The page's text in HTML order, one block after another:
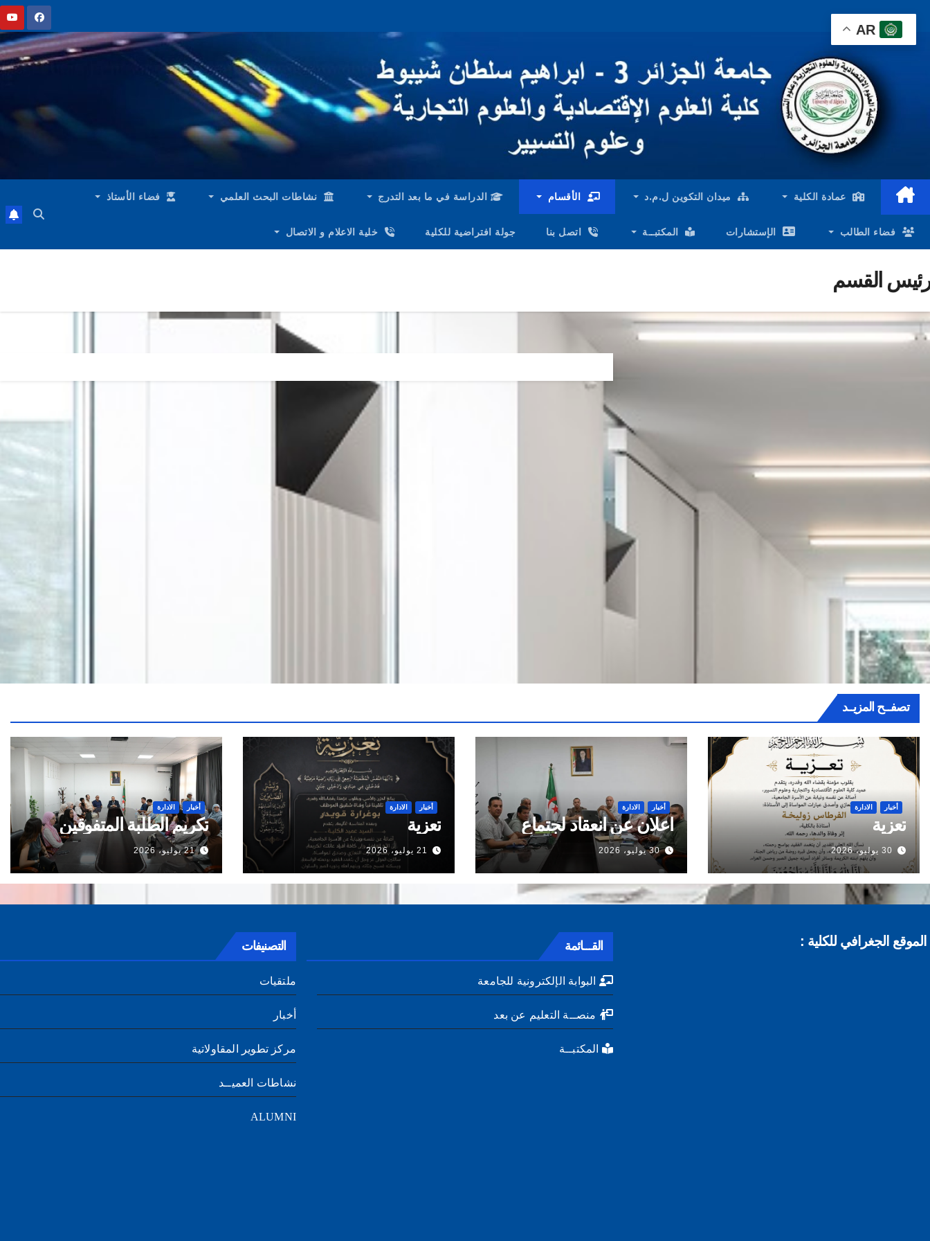
عمادة الكلية ميدان التكوين ل.م.د الأقسام الدراسة في ما بعد التدرج نشاطات البحث العلمي فضاء الأستاذ
فضاء الطالب الإستشارات المكتبــة اتصل بنا جولة افتراضية للكلية خلية الاعلام و الاتصال
رئيس القسم
تصفــح المزيــد
أخبار الادارة
تعزية
30 يوليو، 2026
أخبار الادارة
اعلان عن انعقاد لجتماع
30 يوليو، 2026
أخبار الادارة
تعزية
21 يوليو، 2026
أخبار الادارة
تكريم الطلبة المتفوقين
21 يوليو، 2026
الموقع الجغرافي للكلية : القـــائمة
البوابة الإلكترونية للجامعة
منصــة التعليم عن بعد
المكتبــة
التصنيفات
ملتقيات
أخبار
مركز تطوير المقاولاتية
نشاطات العميــد
ALUMNI
AR